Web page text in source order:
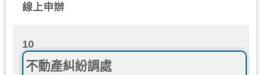
線上申辦
10
不動產糾紛調處